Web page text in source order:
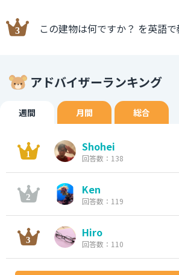
この建物は何ですか？ を英語
アドバイザーランキング
週間 月間 総合
Shohei
回答数：138
Ken
回答数：119
Hiro
回答数：110